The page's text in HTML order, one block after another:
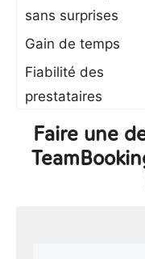
sans surprises
Gain de temps
Fiabilité des
prestataires
Faire une